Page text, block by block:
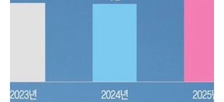
그쳤다. 국민일보가 지난 3일까지 한국리서치에 의뢰해